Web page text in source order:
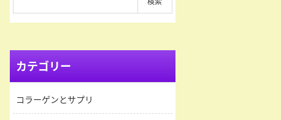
カテゴリー
コラーゲンとサプリ